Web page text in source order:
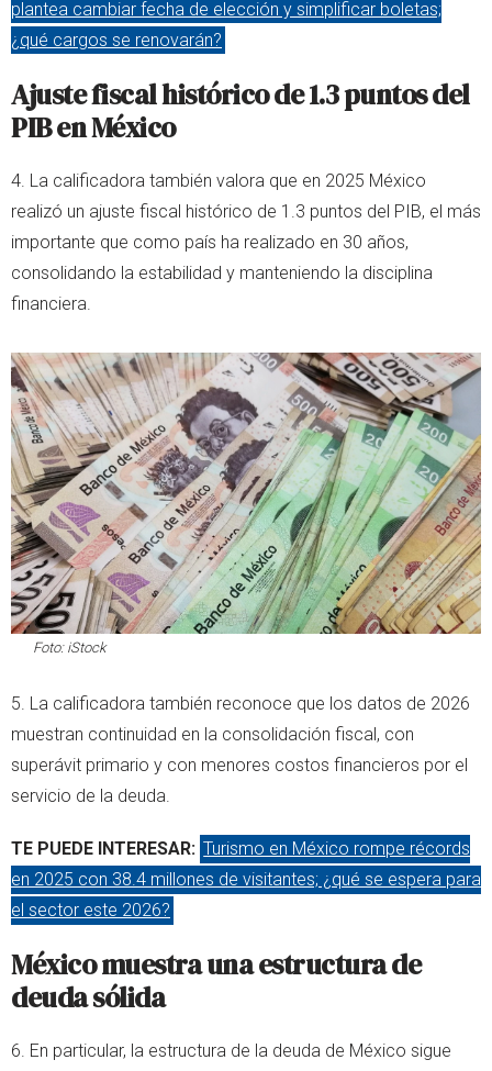
plantea cambiar fecha de elección y simplificar boletas;
¿qué cargos se renovarán?
Ajuste fiscal histórico de 1.3 puntos del
PIB en México
4. La calificadora también valora que en 2025 México
realizó un ajuste fiscal histórico de 1.3 puntos del PIB, el más
importante que como país ha realizado en 30 años,
consolidando la estabilidad y manteniendo la disciplina
financiera.
Foto: iStock
5. La calificadora también reconoce que los datos de 2026
muestran continuidad en la consolidación fiscal, con
superávit primario y con menores costos financieros por el
servicio de la deuda.
TE PUEDE INTERESAR: Turismo en México rompe récords
en 2025 con 38.4 millones de visitantes; ¿qué se espera para
el sector este 2026?
México muestra una estructura de
deuda sólida
6. En particular, la estructura de la deuda de México sigue